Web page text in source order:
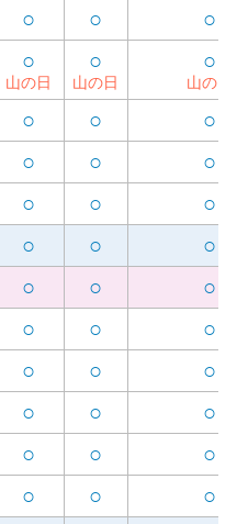
○ ○ ○
○
山の日
○
山の日
○
山の日
○ ○ ○
○ ○ ○
○ ○ ○
○ ○ ○
○ ○ ○
○ ○ ○
○ ○ ○
○ ○ ○
○ ○ ○
○ ○ ○